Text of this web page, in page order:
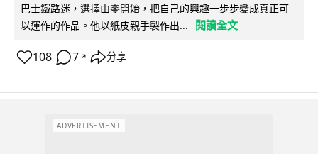
巴士鐵路迷，選擇由零開始，把自己的興趣一步步變成真正可
以運作的作品。他以紙皮親手製作出...
閱讀全文
108 7 ↗ 分享
ADVERTISEMENT